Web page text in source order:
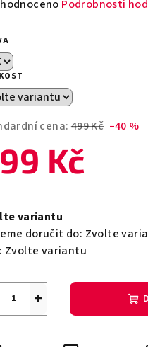
Podrobnosti
cena: 499 Kč –40 %
Kč
variantu
doručit do: Zvolte
Zvolte variantu
+